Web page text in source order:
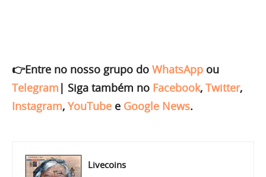
👉Entre no nosso grupo do WhatsApp ou
Telegram | Siga também no Facebook, Twitter,
Instagram, YouTube e Google News.
Livecoins